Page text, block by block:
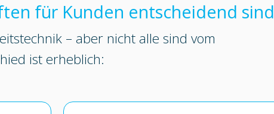
für Kunden entscheidend sind
– aber nicht alle sind vom
ist erheblich: